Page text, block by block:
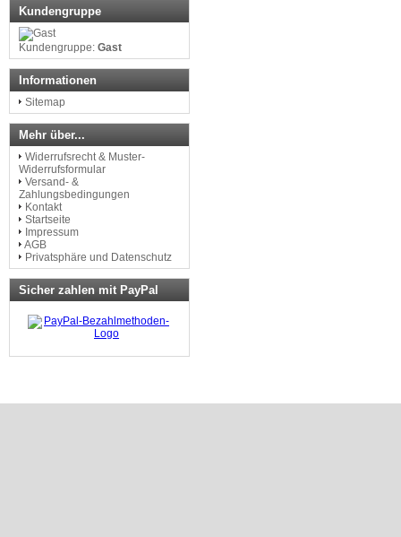
Kundengruppe
Kundengruppe: Gast
Informationen
Sitemap
Mehr über...
Widerrufsrecht & Muster-
Widerrufsformular
Versand- &
Zahlungsbedingungen
Kontakt
Startseite
Impressum
AGB
Privatsphäre und Datenschutz
Sicher zahlen mit PayPal